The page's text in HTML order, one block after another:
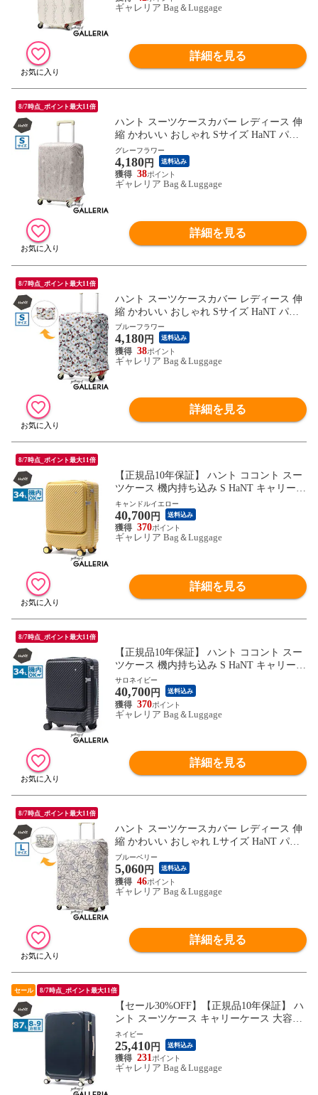
ギャレリア Bag＆Luggage
詳細を見る
8/7時点_ポイント最大11倍
ハント スーツケースカバー レディース 伸
縮 かわいい おしゃれ Sサイズ HaNT パッ
カブル 折りたたみ コンパクト キャリーケ
ースカバー 旅行 トラベル 伸縮素材 33L～5
3L SUITCASE COVER Sサイズ 17801 wsb
グレーフラワー
4,180円 送料込み
38
ギャレリア Bag＆Luggage
詳細を見る
8/7時点_ポイント最大11倍
ハント スーツケースカバー レディース 伸
縮 かわいい おしゃれ Sサイズ HaNT パッ
カブル 折りたたみ コンパクト キャリーケ
ースカバー 旅行 トラベル 伸縮素材 33L～5
3L SUITCASE COVER Sサイズ 17801 wsb
ブルーフラワー
4,180円 送料込み
38
ギャレリア Bag＆Luggage
詳細を見る
8/7時点_ポイント最大11倍
【正規品10年保証】 ハント ココント スー
ツケース 機内持ち込み S HaNT キャリーケ
ース フロントオープン かわいい 軽量 Sサ
イズ ストッパー 小型 旅行 ミニバッグ付き
女性 おしゃれ PC 34L TSロック 05513
キャンドルイエロー
40,700円 送料込み
370
ギャレリア Bag＆Luggage
詳細を見る
8/7時点_ポイント最大11倍
【正規品10年保証】 ハント ココント スー
ツケース 機内持ち込み S HaNT キャリーケ
ース フロントオープン かわいい 軽量 Sサ
イズ ストッパー 小型 旅行 ミニバッグ付き
女性 おしゃれ PC 34L TSロック 05513
サロネイビー
40,700円 送料込み
370
ギャレリア Bag＆Luggage
詳細を見る
8/7時点_ポイント最大11倍
ハント スーツケースカバー レディース 伸
縮 かわいい おしゃれ Lサイズ HaNT パッ
カブル 折りたたみ コンパクト キャリーケ
ースカバー 旅行 トラベル 伸縮素材 82L～1
35L SUITCASE COVER Lサイズ 17803 wsb
ブルーベリー
5,060円 送料込み
46
ギャレリア Bag＆Luggage
詳細を見る
セール 8/7時点_ポイント最大11倍
【セール30%OFF】【正規品10年保証】 ハ
ント スーツケース キャリーケース 大容量
HaNT ブランド 女性 おしゃれ 上品 旅行 キ
ャリーバッグ キャスターストッパー付き
双輪 87L Lサイズ 8泊 9泊 TSロック ポルメ
ロー 05873 wsb
ネイビー
25,410円 送料込み
231
ギャレリア Bag＆Luggage